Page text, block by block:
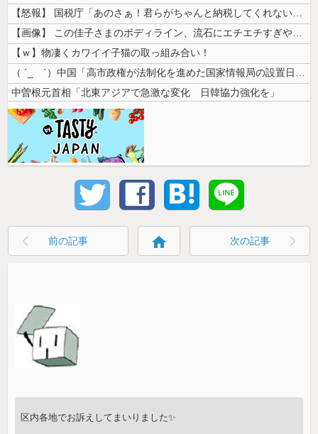
【怒報】 国税庁「あのさぁ！君らがちゃんと納税してくれないとこうなっち...
【画像】 この佳子さまのボディライン、流石にエチエチすぎやろ！
【ｗ】物凄くカワイイ子猫の取っ組み合い！
（ ´_ゝ`）中国「高市政権が法制化を進めた国家情報局の設置日が7月3...
中曽根元首相「北東アジアで急激な変化 日韓協力強化を」
前の記事 home 次の記事
区内各地でお訴えしてまいりました✨